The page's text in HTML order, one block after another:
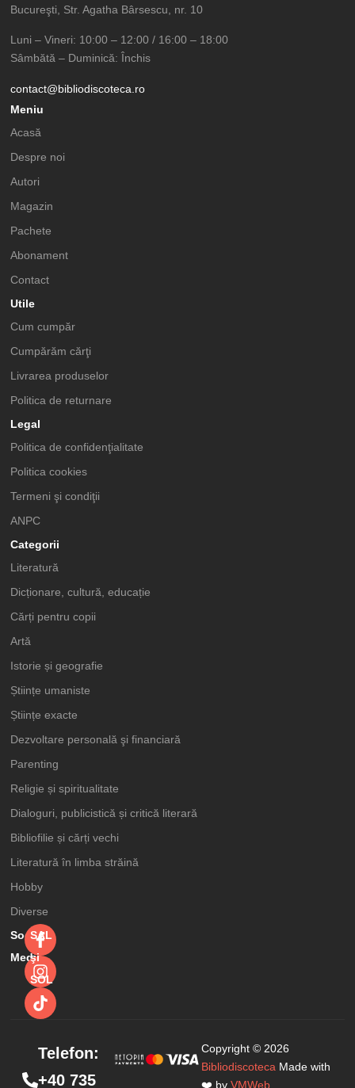
Planting to
Harvesting and
Bucureşti, Str. Agatha Bârsescu, nr. 10
Luni – Vineri: 10:00 – 12:00 / 16:00 – 18:00
Sâmbătă – Duminică: Închis
contact@bibliodiscoteca.ro
Meniu
Acasă
Despre noi
Autori
Magazin
Pachete
Abonament
Contact
Utile
Cum cumpăr
Cumpărăm cărţi
Livrarea produselor
Politica de returnare
Legal
Politica de confidenţialitate
Politica cookies
Termeni şi condiţii
ANPC
Categorii
Literatură
Dicționare, cultură, educație
Cărți pentru copii
Artă
Istorie și geografie
Științe umaniste
Științe exacte
Dezvoltare personală şi financiară
Parenting
Religie și spiritualitate
Dialoguri, publicistică și critică literară
Bibliofilie și cărți vechi
Literatură în limba străină
Hobby
Diverse
Social
Media
SAL
şi
SOL
Copyright © 2026
Bibliodiscoteca Made with
❤️ byVMWeb
Telefon:
+40 735